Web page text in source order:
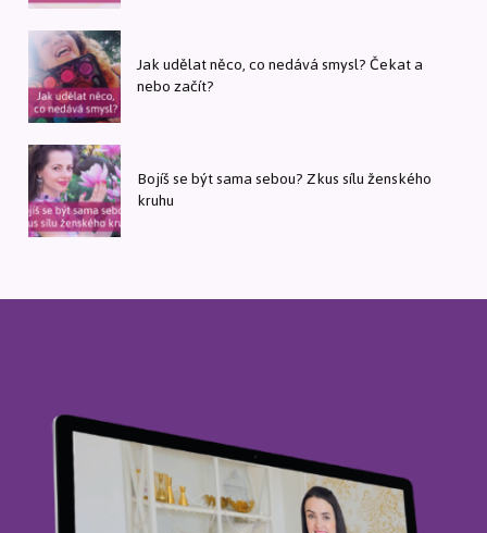
Jak udělat něco, co nedává smysl? Čekat a
nebo začít?
Bojíš se být sama sebou? Zkus sílu ženského
kruhu